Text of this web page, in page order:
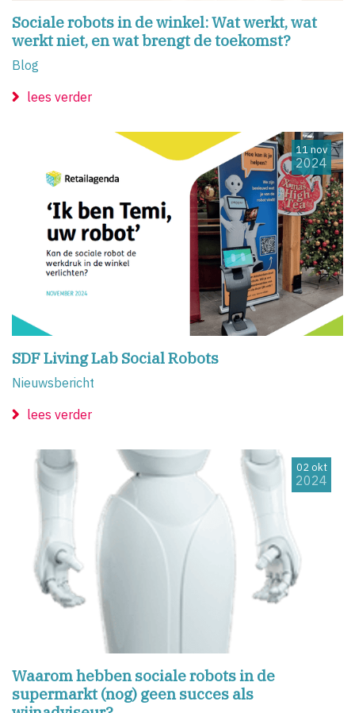
Sociale robots in de winkel: Wat werkt, wat
werkt niet, en wat brengt de toekomst?
Blog
lees verder
SDF Living Lab Social Robots
Nieuwsbericht
11 nov
2024
lees verder
Waarom hebben sociale robots in de
supermarkt (nog) geen succes als
02 okt
2024